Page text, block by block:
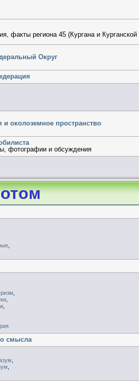
факты региона 45 (Кургана и Курганской
Округ
и околоземное пространство
фотографии и обсуждения
смысла